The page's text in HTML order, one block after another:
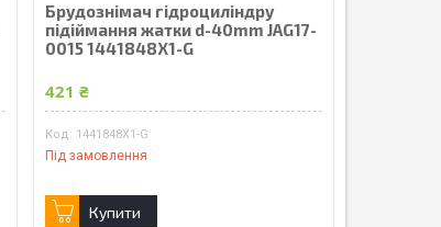
Брудознімач гідроциліндру
підіймання жатки d-40mm JAG17-
0015 1441848X1-G
421 ₴
1441848X1-G
Під замовлення
Купити